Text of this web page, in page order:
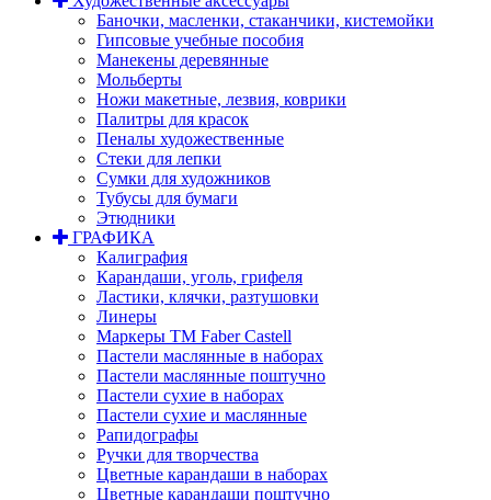
Баночки, масленки, стаканчики, кистемойки
Гипсовые учебные пособия
Манекены деревянные
Мольберты
Ножи макетные, лезвия, коврики
Палитры для красок
Пеналы художественные
Стеки для лепки
Сумки для художников
Тубусы для бумаги
Этюдники
ГРАФИКА
Калиграфия
Карандаши, уголь, грифеля
Ластики, клячки, разтушовки
Линеры
Маркеры TM Faber Castell
Пастели маслянные в наборах
Пастели маслянные поштучно
Пастели сухие в наборах
Пастели сухие и маслянные
Рапидографы
Ручки для творчества
Цветные карандаши в наборах
Цветные карандаши поштучно